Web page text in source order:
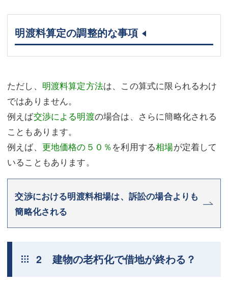
明渡料算定の調整的な事項
ただし、 明渡料算定方法は、この算式に限られるわけ
ではありません。
例えば交渉による明渡の場合は、さらに簡略化される
こともあります。
例えば、 更地価格の５０％を利用する相場が定着して
いることもあります。
交渉における明渡料相場は、訴訟の場合よりも
簡略化される
2 建物の老朽化で借地が終わる？